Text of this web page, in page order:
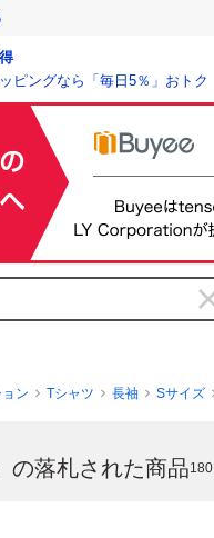
ピングなら「毎日5％」おトク
ン Tシャツ 長袖 Sサイズ
の落札された商品180